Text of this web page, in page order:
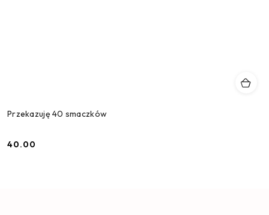
Przekazuję 40 smaczków
Cena:
40.00